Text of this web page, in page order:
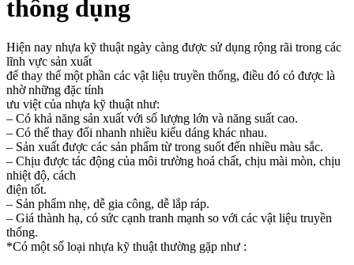
thông dụng
Hiện nay nhựa kỹ thuật ngày càng được sử dụng rộng rãi trong các
lĩnh vực sản xuất
để thay thế một phần các vật liệu truyền thống, điều đó có được là
nhờ những đặc tính
ưu việt của nhựa kỹ thuật như:
– Có khả năng sản xuất với số lượng lớn và năng suất cao.
– Có thể thay đổi nhanh nhiều kiểu dáng khác nhau.
– Sản xuất được các sản phẩm từ trong suốt đến nhiều màu sắc.
– Chịu được tác động của môi trường hoá chất, chịu mài mòn, chịu
nhiệt độ, cách
điện tốt.
– Sản phẩm nhẹ, dễ gia công, dễ lắp ráp.
– Giá thành hạ, có sức cạnh tranh mạnh so với các vật liệu truyền
thống.
*Có một số loại nhựa kỹ thuật thường gặp như :